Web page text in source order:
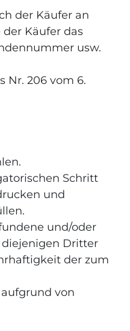
der Käufer an
Käufer das
usw.
Nr. 206 vom 6.
Schritt
und
und/oder
diejenigen Dritter
der zum
von